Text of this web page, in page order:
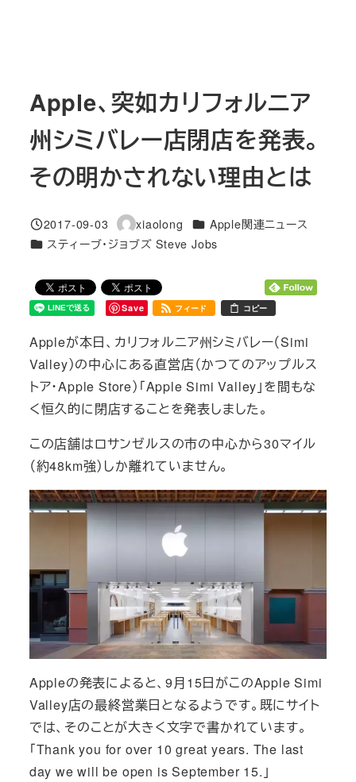
Apple、突如カリフォルニア
州シミバレー店閉店を発表。
その明かされない理由とは
投稿日
2017-09-03
著
者
xiaolong カテゴリー
Apple関連ニュース
カテゴリー
スティーブ・ジョブズ Steve Jobs
Save フィード コピー
Appleが本日、カリフォルニア州シミバレー（Simi
Valley）の中心にある直営店（かつてのアップルス
トア・Apple Store）「Apple Simi Valley」を間もな
く恒久的に閉店することを発表しました。
この店舗はロサンゼルスの市の中心から30マイル
（約48km強）しか離れていません。
Appleの発表によると、9月15日がこのApple Simi
Valley店の最終営業日となるようです。既にサイト
では、そのことが大きく文字で書かれています。
「Thank you for over 10 great years. The last
day we will be open is September 15.」